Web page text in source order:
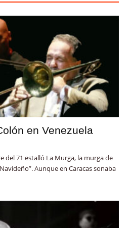
en Venezuela
del 71 estalló La Murga, la murga de
Aunque en Caracas sonaba